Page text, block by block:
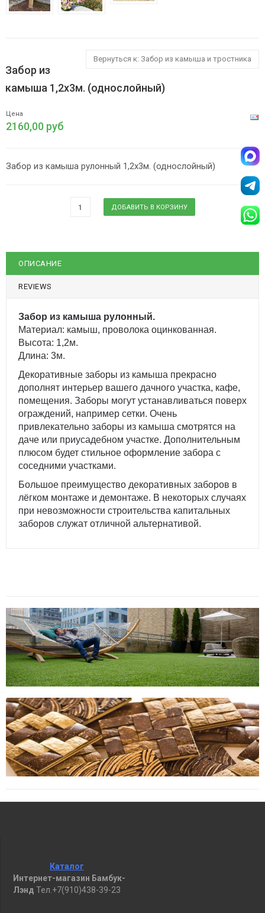
Вернуться к: Забор из камыша и тростника
Забор из
камыша 1,2х3м. (однослойный)
Цена
2160,00 руб
Забор из камыша рулонный 1,2х3м. (однослойный)
ОПИСАНИЕ
REVIEWS
Забор из камыша рулонный.
Материал: камыш, проволока оцинкованная.
Высота: 1,2м.
Длина: 3м.
Декоративные заборы из камыша прекрасно
дополнят интерьер вашего дачного участка, кафе,
помещения. Заборы могут устанавливаться поверх
ограждений, например сетки. Очень
привлекательно заборы из камыша смотрятся на
даче или приусадебном участке. Дополнительным
плюсом будет стильное оформление забора с
соседними участками.
Большое преимущество декоративных заборов в
лёгком монтаже и демонтаже. В некоторых случаях
при невозможности строительства капитальных
заборов служат отличной альтернативой.
Каталог
Интернет-магазин Бамбук-
Лэнд Тел.+7(910)438-39-23